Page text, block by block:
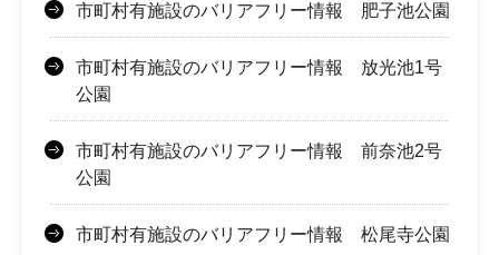
市町村有施設のバリアフリー情報 肥子池公園
市町村有施設のバリアフリー情報 放光池1号
公園
市町村有施設のバリアフリー情報 前奈池2号
公園
市町村有施設のバリアフリー情報 松尾寺公園